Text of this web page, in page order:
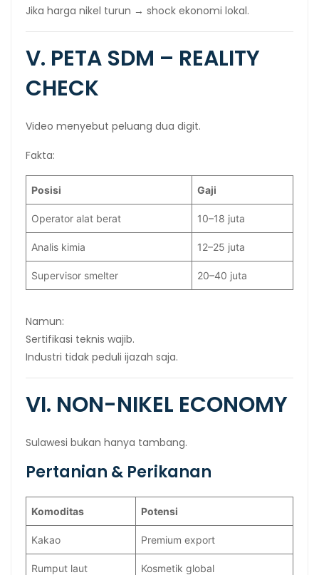
Jika harga nikel turun → shock ekonomi lokal.
V. PETA SDM – REALITY
CHECK
Video menyebut peluang dua digit.
Fakta:
Posisi Gaji
Operator alat berat 10–18 juta
Analis kimia 12–25 juta
Supervisor smelter 20–40 juta
Namun:
Sertifikasi teknis wajib.
Industri tidak peduli ijazah saja.
VI. NON-NIKEL ECONOMY
Sulawesi bukan hanya tambang.
Pertanian & Perikanan
Komoditas Potensi
Kakao Premium export
Rumput laut Kosmetik global